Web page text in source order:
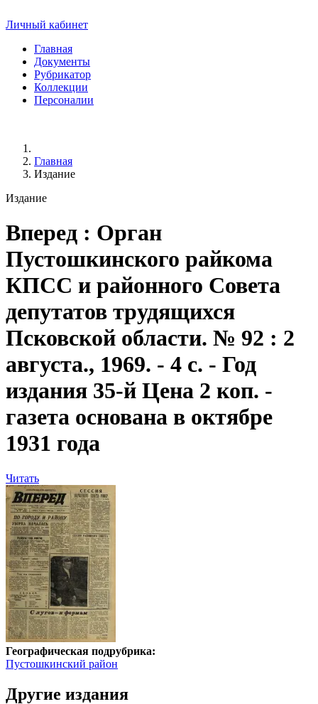
Личный кабинет
Главная
Документы
Рубрикатор
Коллекции
Персоналии
Главная
Издание
Издание
Вперед : Орган
Пустошкинского райкома
КПСС и районного Совета
депутатов трудящихся
Псковской области. № 92 : 2
августа., 1969. - 4 с. - Год
издания 35-й Цена 2 коп. -
газета основана в октябре
1931 года
Читать
Географическая подрубрика:
Пустошкинский район
Другие издания